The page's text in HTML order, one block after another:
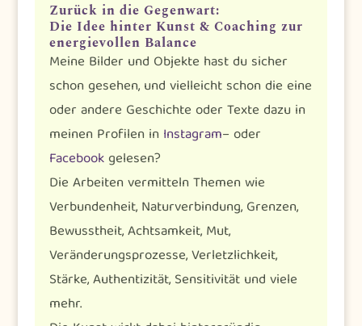
Zurück in die Gegenwart:
Die Idee hinter Kunst & Coaching zur
energievollen Balance
Meine Bilder und Objekte hast du sicher
schon gesehen, und vielleicht schon die eine
oder andere Geschichte oder Texte dazu in
meinen Profilen in Instagram– oder
Facebookgelesen?
Die Arbeiten vermitteln Themen wie
Verbundenheit, Naturverbindung, Grenzen,
Bewusstheit, Achtsamkeit, Mut,
Veränderungsprozesse, Verletzlichkeit,
Stärke, Authentizität, Sensitivität und viele
mehr.